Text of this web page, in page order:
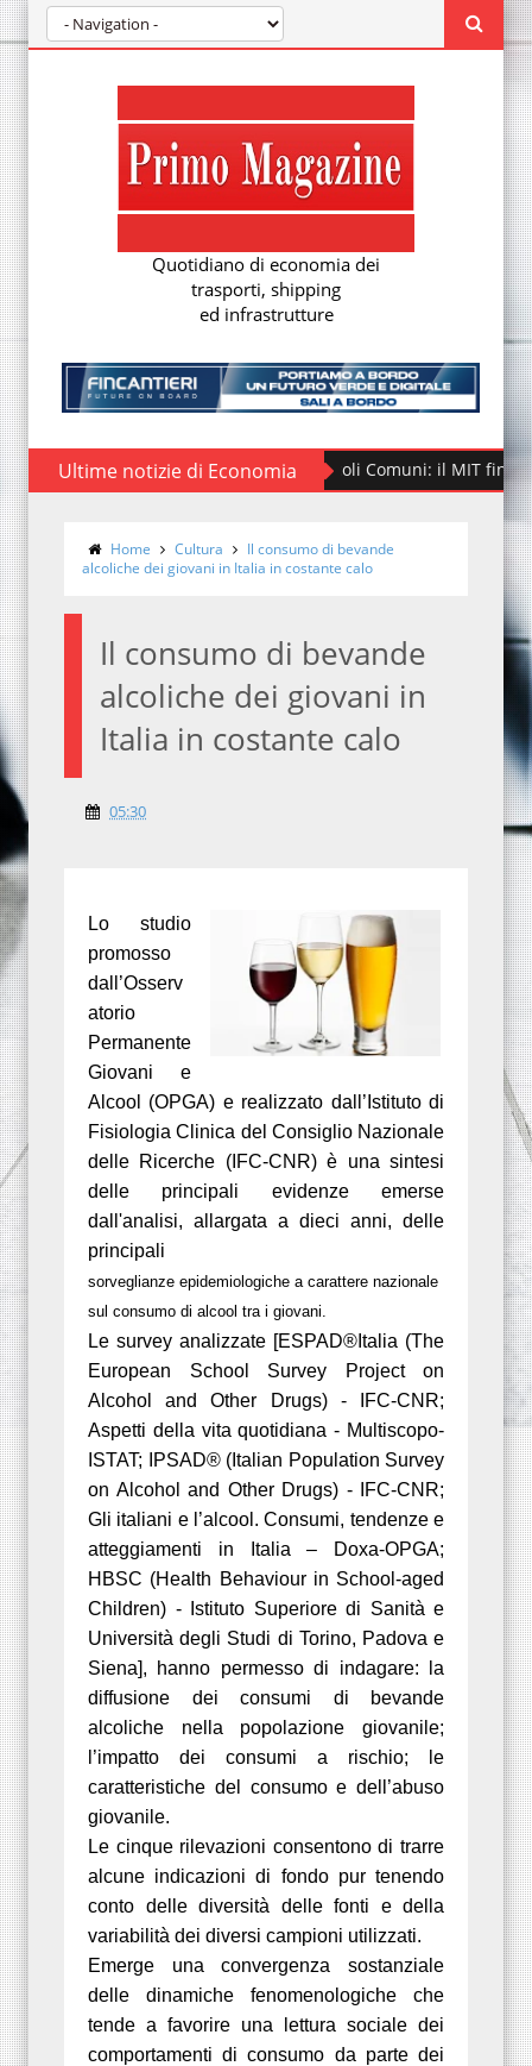
Quotidiano di economia dei
trasporti, shipping
ed infrastrutture
Ultime notizie di EconomiaFondo Piccoli Comuni: il MIT finanzia altri
Home Cultura
Il consumo di bevande
alcoliche dei giovani in Italia in costante calo
Il consumo di bevande
alcoliche dei giovani in
Italia in costante calo
05:30
Lo studio
promosso
dall’Osserv
atorio
Permanente
Giovani e
Alcool (OPGA) e realizzato dall’Istituto di
Fisiologia Clinica del Consiglio Nazionale
delle Ricerche (IFC-CNR) è una sintesi
delle principali evidenze emerse
dall'analisi, allargata a dieci anni, delle
principali
sorveglianze epidemiologiche a carattere nazionale
sul consumo di alcool tra i giovani.
Le survey analizzate [ESPAD®Italia (The
European School Survey Project on
Alcohol and Other Drugs) - IFC-CNR;
Aspetti della vita quotidiana - Multiscopo-
ISTAT; IPSAD® (Italian Population Survey
on Alcohol and Other Drugs) - IFC-CNR;
Gli italiani e l’alcool. Consumi, tendenze e
atteggiamenti in Italia – Doxa-OPGA;
HBSC (Health Behaviour in School-aged
Children) - Istituto Superiore di Sanità e
Università degli Studi di Torino, Padova e
Siena], hanno permesso di indagare: la
diffusione dei consumi di bevande
alcoliche nella popolazione giovanile;
l’impatto dei consumi a rischio; le
caratteristiche del consumo e dell’abuso
giovanile.
Le cinque rilevazioni consentono di trarre
alcune indicazioni di fondo pur tenendo
conto delle diversità delle fonti e della
variabilità dei diversi campioni utilizzati.
Emerge una convergenza sostanziale
delle dinamiche fenomenologiche che
tende a favorire una lettura sociale dei
comportamenti di consumo da parte dei